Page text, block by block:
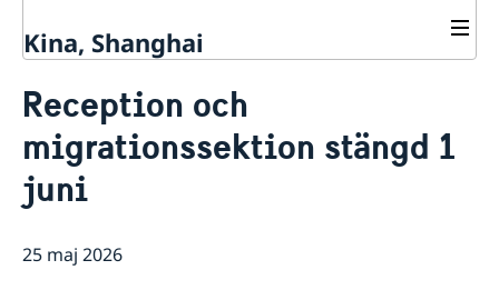
Kina, Shanghai
generalkonsulatet
Rösta i Shanghai
Pass och ID-kort
Provisoriskt pass
Samordningsnummer
Competent Swedish Authority to issue Apostille
Äktenskapscertifikat
Nyheter
Om generalkonsulatet
Lediga tjänster
Kontakt och öppettider
Vi är en resurs för svenska företag
Reception och
migrationssektion stängd 1
juni
25 maj 2026